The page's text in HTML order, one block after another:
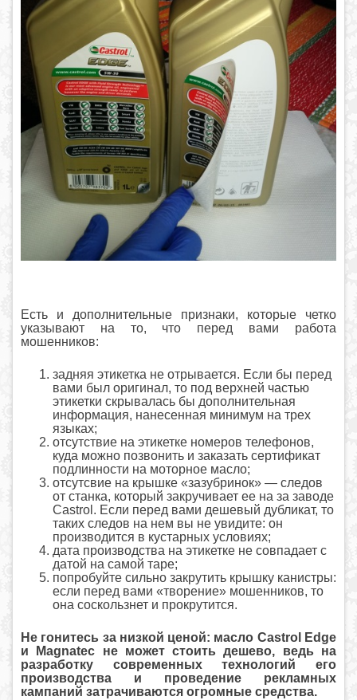
Есть и дополнительные признаки, которые четко
указывают на то, что перед вами работа
мошенников:
задняя этикетка не отрывается. Если бы перед
вами был оригинал, то под верхней частью
этикетки скрывалась бы дополнительная
информация, нанесенная минимум на трех
языках;
отсутствие на этикетке номеров телефонов,
куда можно позвонить и заказать сертификат
подлинности на моторное масло;
отсутсвие на крышке «зазубринок» — следов
от станка, который закручивает ее на за заводе
Castrol. Если перед вами дешевый дубликат, то
таких следов на нем вы не увидите: он
производится в кустарных условиях;
дата производства на этикетке не совпадает с
датой на самой таре;
попробуйте сильно закрутить крышку канистры:
если перед вами «творение» мошенников, то
она соскользнет и прокрутится.
Не гонитесь за низкой ценой: масло Castrol Edge
и Magnatec не может стоить дешево, ведь на
разработку современных технологий его
производства и проведение рекламных
кампаний затрачиваются огромные средства.